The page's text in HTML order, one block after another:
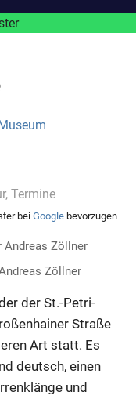
,Termine
beiGoogle bevorzugen
Zöllner
der St.-Petri-
Straße
Art statt. Es
deutsch, einen
und